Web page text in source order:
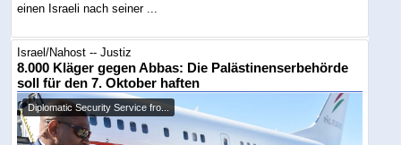
einen Israeli nach seiner ...
Israel/Nahost -- Justiz
8.000 Kläger gegen Abbas: Die Palästinenserbehörde
soll für den 7. Oktober haften
Diplomatic Security Service fro...